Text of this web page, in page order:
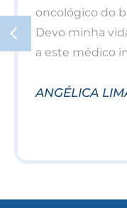
oncológico do
Devo minha
a este médico
ANGÉLICA